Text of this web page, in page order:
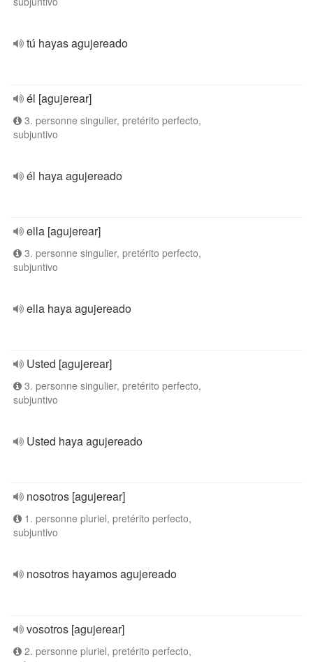
tú hayas agujereado
él [agujerear]
3. personne singulier, pretérito perfecto,
subjuntivo
él haya agujereado
ella [agujerear]
3. personne singulier, pretérito perfecto,
subjuntivo
ella haya agujereado
Usted [agujerear]
3. personne singulier, pretérito perfecto,
subjuntivo
Usted haya agujereado
nosotros [agujerear]
1. personne pluriel, pretérito perfecto,
subjuntivo
nosotros hayamos agujereado
vosotros [agujerear]
2. personne pluriel, pretérito perfecto,